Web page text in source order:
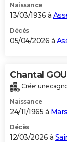
Naissance
13/03/1936 à
Décès
05/04/2026 à
Chantal
Créer une
Naissance
24/11/1965 à
Décès
12/03/2026 à